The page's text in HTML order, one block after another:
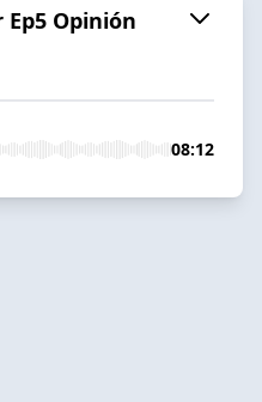
Opinión
08:12